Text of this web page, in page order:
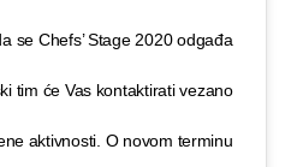
se Chefs’ Stage 2020 odgađa
tim će Vas kontaktirati vezano
aktivnosti. O novom terminu